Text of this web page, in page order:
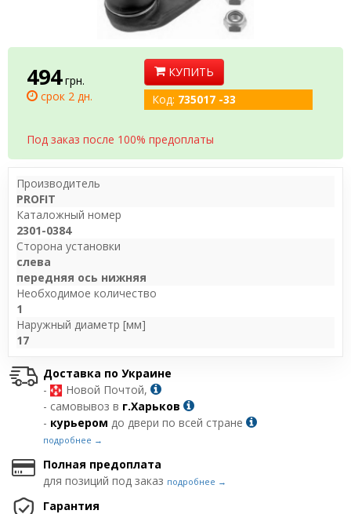
494 грн.
срок 2 дн.
КУПИТЬ
Код: 735017 -33
Под заказ после 100% предоплаты
Производитель
PROFIT
Каталожный номер
2301-0384
Сторона установки
слева
передняя ось нижняя
Необходимое количество
1
Наружный диаметр [мм]
17
Доставка по Украине
-
Новой Почтой,
- самовывоз в г.Харьков
- курьером до двери по всей стране
подробнее →
Полная предоплата
для позиций под заказ подробнее →
Гарантия